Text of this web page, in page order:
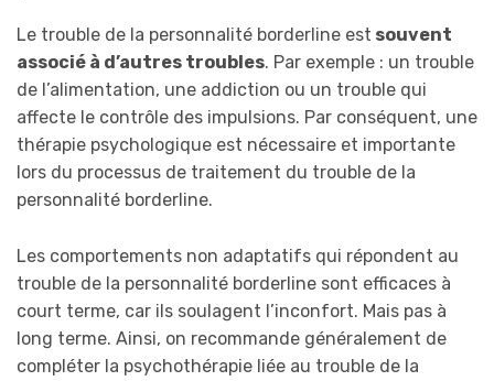
Le trouble de la personnalité borderline est souvent
associé à d’autres troubles. Par exemple : un trouble
de l’alimentation, une addiction ou un trouble qui
affecte le contrôle des impulsions. Par conséquent, une
thérapie psychologique est nécessaire et importante
lors du processus de traitement du trouble de la
personnalité borderline.
Les comportements non adaptatifs qui répondent au
trouble de la personnalité borderline sont efficaces à
court terme, car ils soulagent l’inconfort. Mais pas à
long terme. Ainsi, on recommande généralement de
compléter la psychothérapie liée au trouble de la